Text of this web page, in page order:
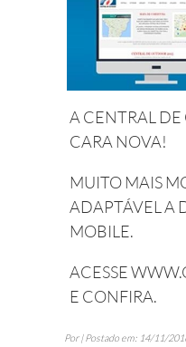
A CENTRAL
CARA NOVA!
MUITO MAIS
ADAPTÁVEL A
MOBILE.
ACESSE
E CONFIRA.
Por | Postado em: 14/11/